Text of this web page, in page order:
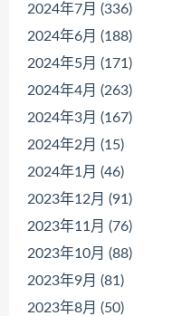
2024年7月 (336)
2024年6月 (188)
2024年5月 (171)
2024年4月 (263)
2024年3月 (167)
2024年2月 (15)
2024年1月 (46)
2023年12月 (91)
2023年11月 (76)
2023年10月 (88)
2023年9月 (81)
2023年8月 (50)